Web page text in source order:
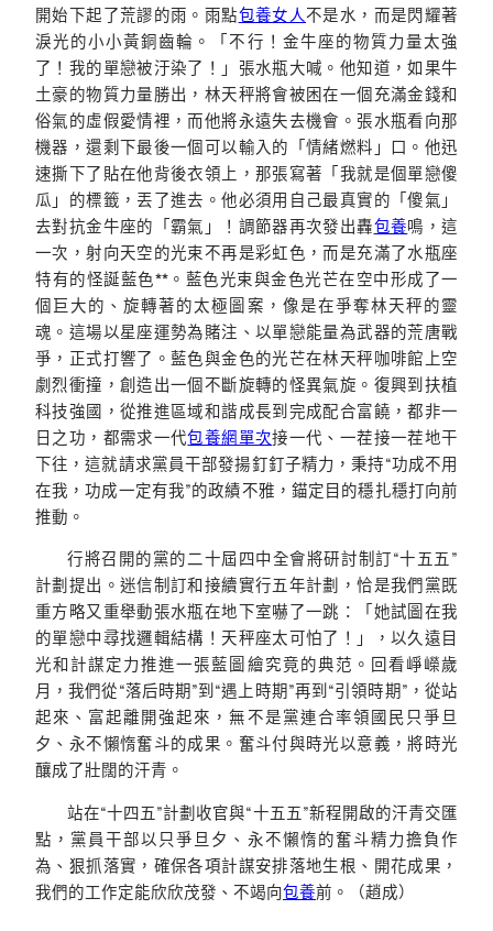
開始下起了荒謬的雨。雨點包養女人不是水，而是閃耀著
淚光的小小黃銅齒輪。「不行！金牛座的物質力量太強
了！我的單戀被汙染了！」張水瓶大喊。他知道，如果牛
土豪的物質力量勝出，林天秤將會被困在一個充滿金錢和
俗氣的虛假愛情裡，而他將永遠失去機會。張水瓶看向那
機器，還剩下最後一個可以輸入的「情緒燃料」口。他迅
速撕下了貼在他背後衣領上，那張寫著「我就是個單戀傻
瓜」的標籤，丟了進去。他必須用自己最真實的「傻氣」
去對抗金牛座的「霸氣」！調節器再次發出轟包養鳴，這
一次，射向天空的光束不再是彩虹色，而是充滿了水瓶座
特有的怪誕藍色**。藍色光束與金色光芒在空中形成了一
個巨大的、旋轉著的太極圖案，像是在爭奪林天秤的靈
魂。這場以星座運勢為賭注、以單戀能量為武器的荒唐戰
爭，正式打響了。藍色與金色的光芒在林天秤咖啡館上空
劇烈衝撞，創造出一個不斷旋轉的怪異氣旋。復興到扶植
科技強國，從推進區域和諧成長到完成配合富饒，都非一
日之功，都需求一代包養網單次接一代、一茬接一茬地干
下往，這就請求黨員干部發揚釘釘子精力，秉持“功成不用
在我，功成一定有我”的政績不雅，錨定目的穩扎穩打向前
推動。
行將召開的黨的二十屆四中全會將研討制訂“十五五”
計劃提出。迷信制訂和接續實行五年計劃，恰是我們黨既
重方略又重舉動張水瓶在地下室嚇了一跳：「她試圖在我
的單戀中尋找邏輯結構！天秤座太可怕了！」，以久遠目
光和計謀定力推進一張藍圖繪究竟的典范。回看崢嶸歲
月，我們從“落后時期”到“遇上時期”再到“引領時期”，從站
起來、富起離開強起來，無不是黨連合率領國民只爭旦
夕、永不懶惰奮斗的成果。奮斗付與時光以意義，將時光
釀成了壯闊的汗青。
站在“十四五”計劃收官與“十五五”新程開啟的汗青交匯
點，黨員干部以只爭旦夕、永不懶惰的奮斗精力擔負作
為、狠抓落實，確保各項計謀安排落地生根、開花成果，
我們的工作定能欣欣茂發、不竭向包養前。（趙成）